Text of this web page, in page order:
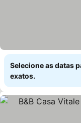
Selecione as datas
exatos.